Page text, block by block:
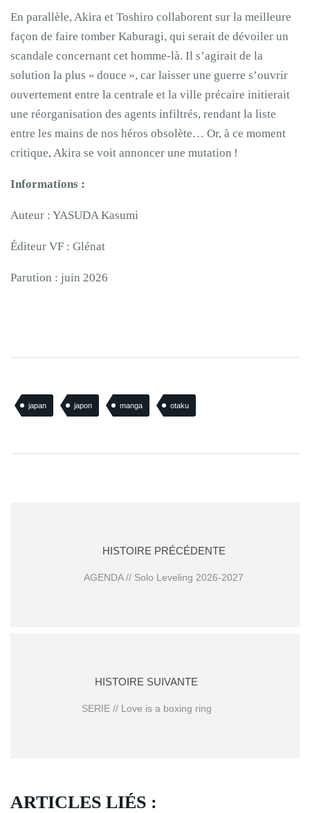
En parallèle, Akira et Toshiro collaborent sur la meilleure
façon de faire tomber Kaburagi, qui serait de dévoiler un
scandale concernant cet homme-là. Il s’agirait de la
solution la plus « douce », car laisser une guerre s’ouvrir
ouvertement entre la centrale et la ville précaire initierait
une réorganisation des agents infiltrés, rendant la liste
entre les mains de nos héros obsolète… Or, à ce moment
critique, Akira se voit annoncer une mutation !
Informations :
Auteur : YASUDA Kasumi
Éditeur VF : Glénat
Parution : juin 2026
japan japon manga otaku
HISTOIRE PRÉCÉDENTE
AGENDA // Solo Leveling 2026-2027
HISTOIRE SUIVANTE
SERIE // Love is a boxing ring
ARTICLES LIÉS :